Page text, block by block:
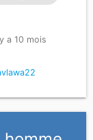
a 10 mois